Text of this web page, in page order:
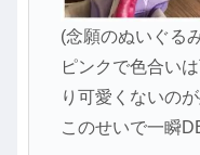
(念願のぬいぐる
ピンクで色合い
り可愛くないの
このせいで一瞬